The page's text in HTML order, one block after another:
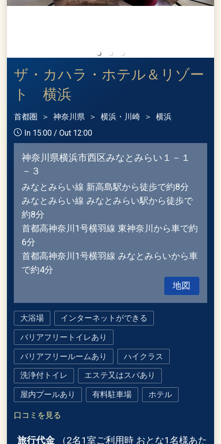
ザ・カハラ・ホテル＆リゾー
ト 横浜
首都圏 神奈川県 横浜・川崎
横浜
In 15:00 / Out 12:00
神奈川県横浜市西区みなとみらい１－１
－３
みなとみらい線 新高島駅から徒歩で約8分
みなとみらい線 みなとみらい駅から徒歩で
約8分
首都高神奈川1号横羽線 東神奈川から車で約
6分
首都高神奈川1号横羽線 みなとみらいから車
で約4分
地図
大浴場 インターネットができる
バリアフリートイレあり
バリアフリールームあり ハイクラス
洗浄付トイレ エステ又はスパあり
屋内プールあり 有料駐車場 ホテル
口コミを見る
旅行代金 （2名1室ご利用時 おとな1名様あた